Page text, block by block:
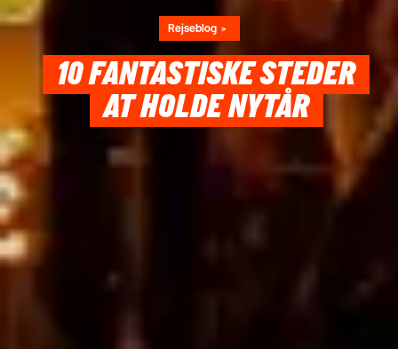
Rejseblog
10 FANTASTISKE STEDER
AT HOLDE NYTÅR